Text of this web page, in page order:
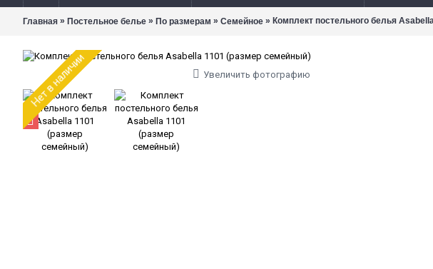
Главная » Постельное белье » По размерам » Семейное » Комплект постельного белья
Нет в наличии Увеличить фотографию